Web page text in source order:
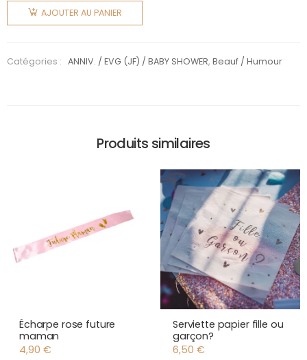
Chaussette
AJOUTER AU PANIER
Catégories : ANNIV. / EVG (JF) / BABY SHOWER,Beauf / Humour
Produits similaires
Écharpe rose future
maman
4,90 €
Serviette papier fille ou
garçon?
6,50 €